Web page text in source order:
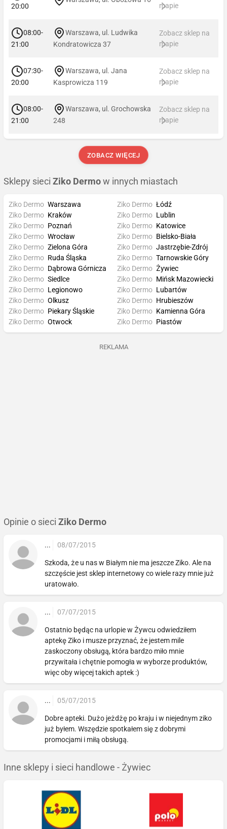
20:00 mapie
08:00-
21:00
Warszawa, ul. Ludwika
Kondratowicza 37
Zobacz sklep na
mapie
07:30-
20:00
Warszawa, ul. Jana
Kasprowicza 119
Zobacz sklep na
mapie
08:00-
21:00
Warszawa, ul. Grochowska
248
Zobacz sklep na
mapie
ZOBACZ WIĘCEJ
Sklepy sieci Ziko Dermo w innych miastach
Ziko Dermo Warszawa
Ziko Dermo Kraków
Ziko Dermo Poznań
Ziko Dermo Wrocław
Ziko Dermo Łódź
Ziko Dermo Lublin
Ziko Dermo Katowice
Ziko Dermo Bielsko-Biała
Ziko Dermo Zielona Góra
Ziko Dermo Ruda Śląska
Ziko Dermo Dąbrowa Górnicza
Ziko Dermo Siedlce
Ziko Dermo Jastrzębie-Zdrój
Ziko Dermo Tarnowskie Góry
Ziko Dermo Żywiec
Ziko Dermo Mińsk Mazowiecki
Ziko Dermo Legionowo
Ziko Dermo Olkusz
Ziko Dermo Piekary Śląskie
Ziko Dermo Otwock
Ziko Dermo Lubartów
Ziko Dermo Hrubieszów
Ziko Dermo Kamienna Góra
Ziko Dermo Piastów
REKLAMA
Opinie o sieci Ziko Dermo
... 08/07/2015
Szkoda, że u nas w Białym nie ma jeszcze Ziko. Ale na
szczęście jest sklep internetowy co wiele razy mnie już
uratowało.
... 07/07/2015
Ostatnio będąc na urlopie w Żywcu odwiedziłem
aptekę Ziko i musze przyznać, że jestem mile
zaskoczony obsługą, która bardzo miło mnie
przywitała i chętnie pomogła w wyborze produktów,
więc oby więcej takich aptek :)
... 05/07/2015
Dobre apteki. Dużo jeżdżę po kraju i w niejednym ziko
już byłem. Wszędzie spotkałem się z dobrymi
promocjami i miłą obsługą.
Inne sklepy i sieci handlowe - Żywiec